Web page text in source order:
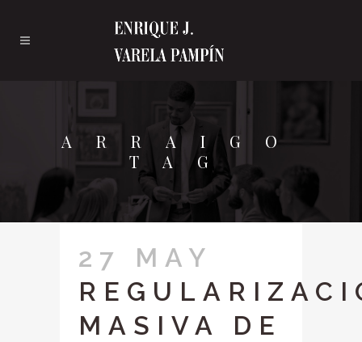
ARRAIGO
TAG
27 MAY
MASIVA DE